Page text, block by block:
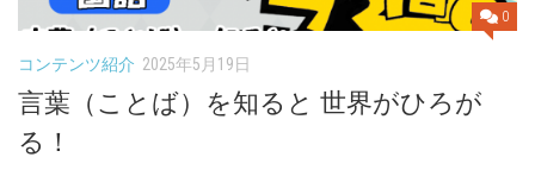
0
コンテンツ紹介 2025年5月19日
言葉（ことば）を知ると 世界がひろが
る！